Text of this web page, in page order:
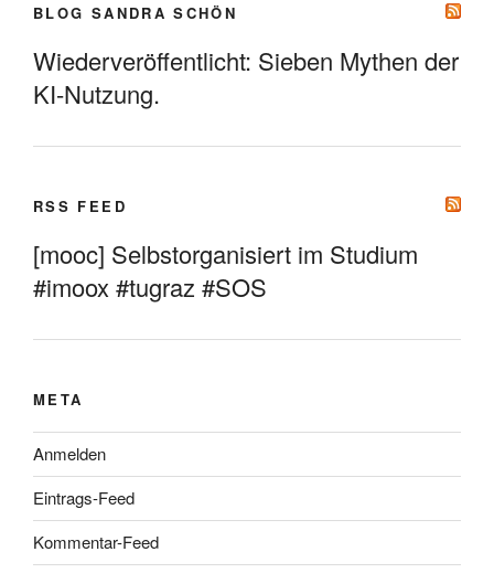
BLOG SANDRA SCHÖN
Wiederveröffentlicht: Sieben Mythen der
KI-Nutzung.
RSS FEED
[mooc] Selbstorganisiert im Studium
#imoox #tugraz #SOS
META
Anmelden
Eintrags-Feed
Kommentar-Feed